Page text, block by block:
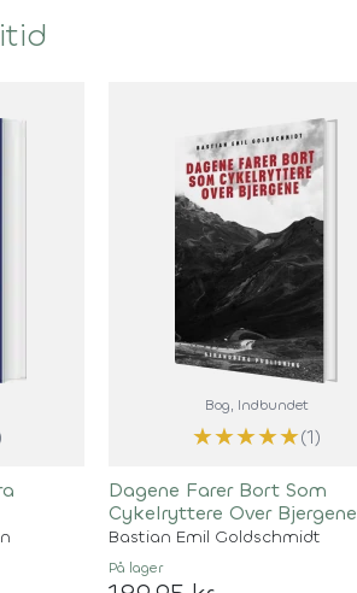
Bog, Indbundet
★★★★★(1)
Dagene Farer Bort Som
Cykelryttere Over Bjergene
Bastian Emil Goldschmidt
På lager